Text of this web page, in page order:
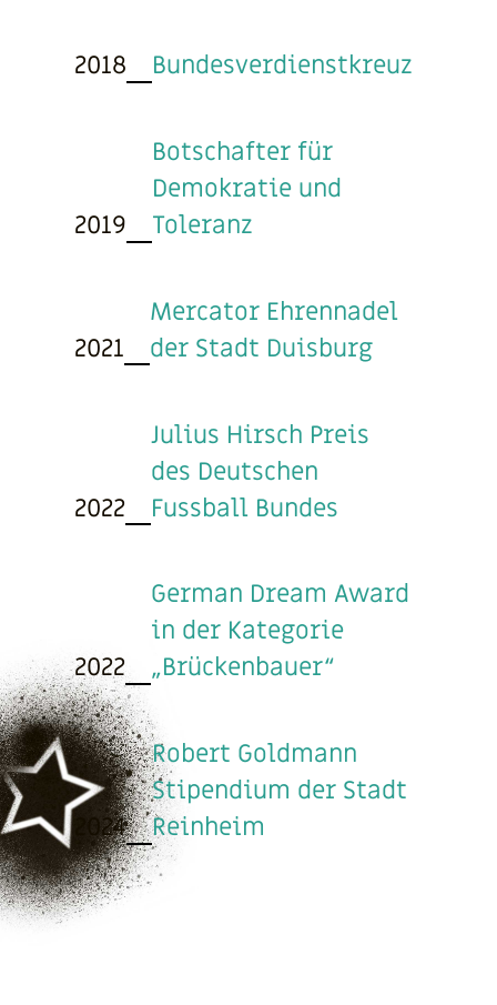
2018 Bundesverdienstkreuz
2019
Botschafter für
Demokratie und
Toleranz
2021
Mercator Ehrennadel
der Stadt Duisburg
2022
Julius Hirsch Preis
des Deutschen
Fussball Bundes
2022
German Dream Award
in der Kategorie
„Brückenbauer“
2024
Robert Goldmann
Stipendium der Stadt
Reinheim